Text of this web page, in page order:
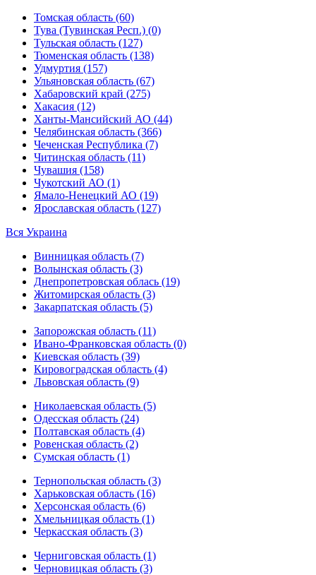
Томская область (60)
Тува (Тувинская Респ.) (0)
Тульская область (127)
Тюменская область (138)
Удмуртия (157)
Ульяновская область (67)
Хабаровский край (275)
Хакасия (12)
Ханты-Мансийский АО (44)
Челябинская область (366)
Чеченская Республика (7)
Читинская область (11)
Чувашия (158)
Чукотский АО (1)
Ямало-Ненецкий АО (19)
Ярославская область (127)
Вся Украина
Винницкая область (7)
Волынская область (3)
Днепропетровская облась (19)
Житомирская область (3)
Закарпатская область (5)
Запорожская область (11)
Ивано-Франковская область (0)
Киевская область (39)
Кировоградская область (4)
Львовская область (9)
Николаевская область (5)
Одесская область (24)
Полтавская область (4)
Ровенская область (2)
Сумская область (1)
Тернопольская область (3)
Харьковская область (16)
Херсонская область (6)
Хмельницкая область (1)
Черкасская область (3)
Черниговская область (1)
Черновицкая область (3)